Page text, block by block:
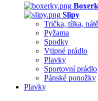
Slipy
Trička, tílka,
Pyžama
Spodky
Vtipné prádlo
Plavky
Sportovní prádlo
Pánské ponožky
Plavky